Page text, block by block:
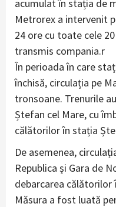
acumulat în stația de
Metrorex a intervenit
24 ore cu toate cele
transmis compania.r
În perioada în care
închisă, circulația pe
tronsoane. Trenurile
Ștefan cel Mare, cu
călătorilor în stația
De asemenea,
Republica și Gara de
debarcarea călătorilor
Măsura a fost luată